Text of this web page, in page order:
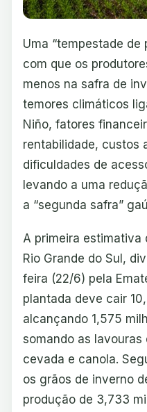
Uma “tempestade de
com que os
menos na safra de
temores climáticos
Niño, fatores
rentabilidade, custos
dificuldades de
levando a uma
a “segunda safra”
A primeira estimativa
Rio Grande do Sul,
feira (22/6) pela
plantada deve cair
alcançando 1,575
somando as
cevada e canola.
os grãos de inverno
produção de 3,733